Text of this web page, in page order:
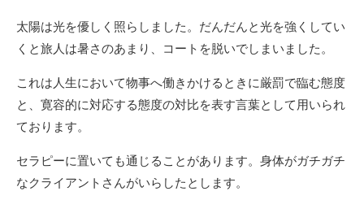
太陽は光を優しく照らしました。だんだんと光を強くしてい
くと旅人は暑さのあまり、コートを脱いでしまいました。
これは人生において物事へ働きかけるときに厳罰で臨む態度
と、寛容的に対応する態度の対比を表す言葉として用いられ
ております。
セラピーに置いても通じることがあります。身体がガチガチ
なクライアントさんがいらしたとします。